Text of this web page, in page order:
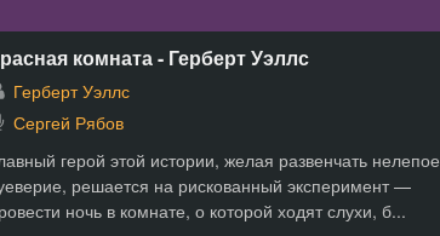
комната - Герберт Уэллс
Герберт Уэллс
Сергей Рябов
герой этой истории, желая развенчать нелепое
решается на рискованный эксперимент —
ночь в комнате, о которой ходят слухи, б...